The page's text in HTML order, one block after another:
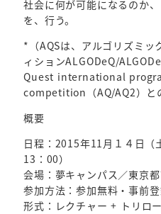
社会に何が可能になるのか
を、行う。
*（AQSは、アルゴリズミッ
ィションALGODeQ/
Quest international
competition（AQ/AQ2）と
概要
日程：2015年11月１４日
13：00）
会場：夢キャンパス／東京
参加方法：参加無料・事前登
形式：レクチャー + トリロ